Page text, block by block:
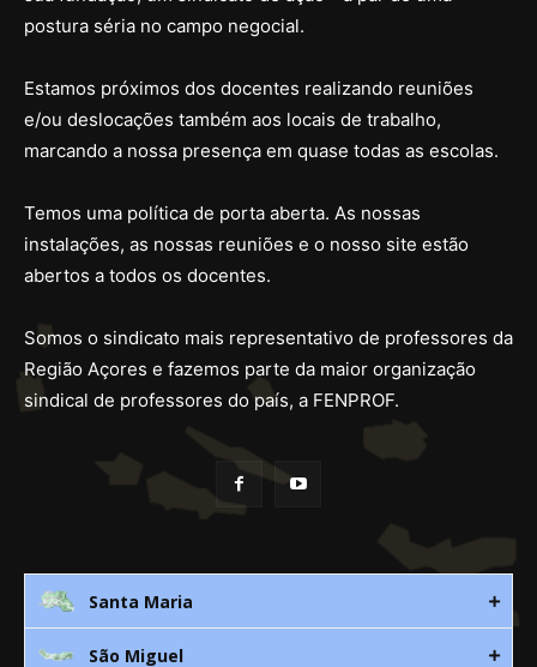
postura séria no campo negocial.
Estamos próximos dos docentes realizando reuniões
e/ou deslocações também aos locais de trabalho,
marcando a nossa presença em quase todas as escolas.
Temos uma política de porta aberta. As nossas
instalações, as nossas reuniões e o nosso site estão
abertos a todos os docentes.
Somos o sindicato mais representativo de professores da
Região Açores e fazemos parte da maior organização
sindical de professores do país, a FENPROF.
Santa Maria
São Miguel